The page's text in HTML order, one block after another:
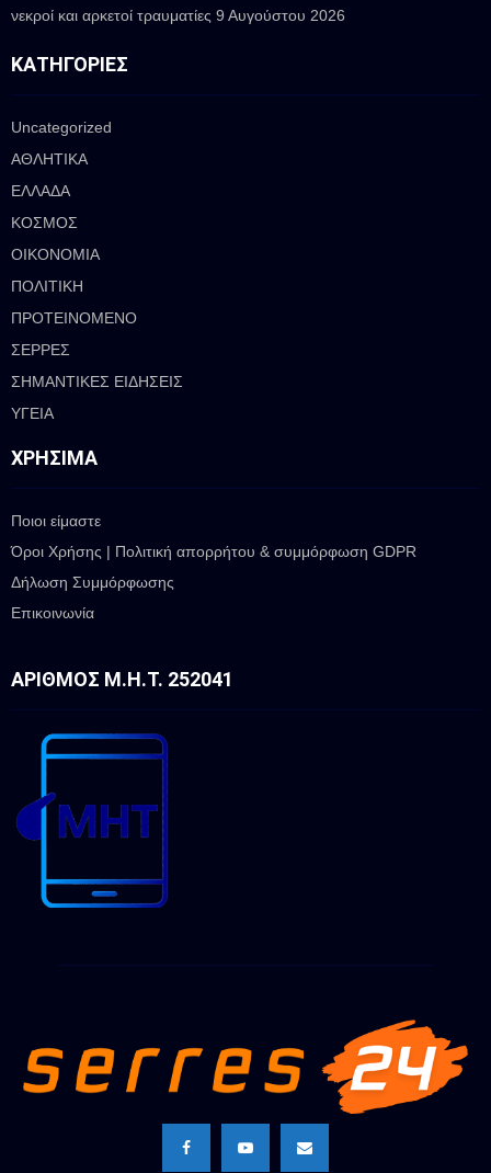
νεκροί και αρκετοί τραυματίες 9 Αυγούστου 2026
ΚΑΤΗΓΟΡΊΕΣ
Uncategorized
ΑΘΛΗΤΙΚΑ
ΕΛΛΑΔΑ
ΚΟΣΜΟΣ
ΟΙΚΟΝΟΜΙΑ
ΠΟΛΙΤΙΚΗ
ΠΡΟΤΕΙΝΟΜΕΝΟ
ΣΕΡΡΕΣ
ΣΗΜΑΝΤΙΚΕΣ ΕΙΔΗΣΕΙΣ
ΥΓΕΙΑ
ΧΡΉΣΙΜΑ
Ποιοι είμαστε
Όροι Χρήσης | Πολιτική απορρήτου & συμμόρφωση GDPR
Δήλωση Συμμόρφωσης
Επικοινωνία
ΑΡΙΘΜΌΣ Μ.Η.Τ. 252041